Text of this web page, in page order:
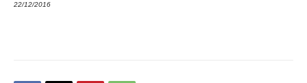
22/12/2016